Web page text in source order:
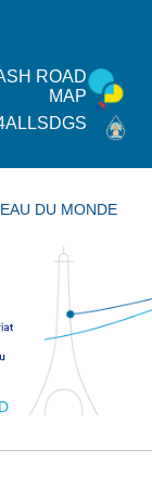
ROAD
MAP
DU MONDE